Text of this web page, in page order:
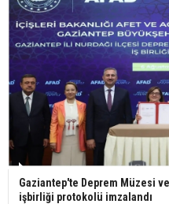
29
Bilim
Ünlü
geçirdi:
Gaziantep'te Deprem Müzesi
işbirliği protokolü imzalandı